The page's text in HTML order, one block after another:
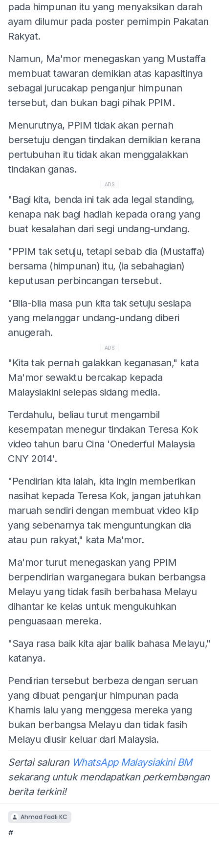
pada himpunan itu yang menyaksikan darah
ayam dilumur pada poster pemimpin Pakatan
Rakyat.
Namun, Ma'mor menegaskan yang Mustaffa
membuat tawaran demikian atas kapasitinya
sebagai jurucakap penganjur himpunan
tersebut, dan bukan bagi pihak PPIM.
Menurutnya, PPIM tidak akan pernah
bersetuju dengan tindakan demikian kerana
pertubuhan itu tidak akan menggalakkan
tindakan ganas.
ADS
"Bagi kita, benda ini tak ada legal standing,
kenapa nak bagi hadiah kepada orang yang
buat kesalahan dari segi undang-undang.
"PPIM tak setuju, tetapi sebab dia (Mustaffa)
bersama (himpunan) itu, (ia sebahagian)
keputusan perbincangan tersebut.
"Bila-bila masa pun kita tak setuju sesiapa
yang melanggar undang-undang diberi
anugerah.
ADS
"Kita tak pernah galakkan keganasan," kata
Ma'mor sewaktu bercakap kepada
Malaysiakini selepas sidang media.
Terdahulu, beliau turut mengambil
kesempatan menegur tindakan Teresa Kok
video tahun baru Cina 'Onederful Malaysia
CNY 2014'.
"Pendirian kita ialah, kita ingin memberikan
nasihat kepada Teresa Kok, jangan jatuhkan
maruah sendiri dengan membuat video klip
yang sebenarnya tak menguntungkan dia
atau pun rakyat," kata Ma'mor.
Ma'mor turut menegaskan yang PPIM
berpendirian warganegara bukan berbangsa
Melayu yang tidak fasih berbahasa Melayu
dihantar ke kelas untuk mengukuhkan
penguasaan mereka.
"Saya rasa baik kita ajar balik bahasa Melayu,"
katanya.
Pendirian tersebut berbeza dengan seruan
yang dibuat penganjur himpunan pada
Khamis lalu yang menggesa mereka yang
bukan berbangsa Melayu dan tidak fasih
Melayu diusir keluar dari Malaysia.
Sertai saluran WhatsApp Malaysiakini BM
sekarang untuk mendapatkan perkembangan
berita terkini!
Ahmad Fadli KC
#